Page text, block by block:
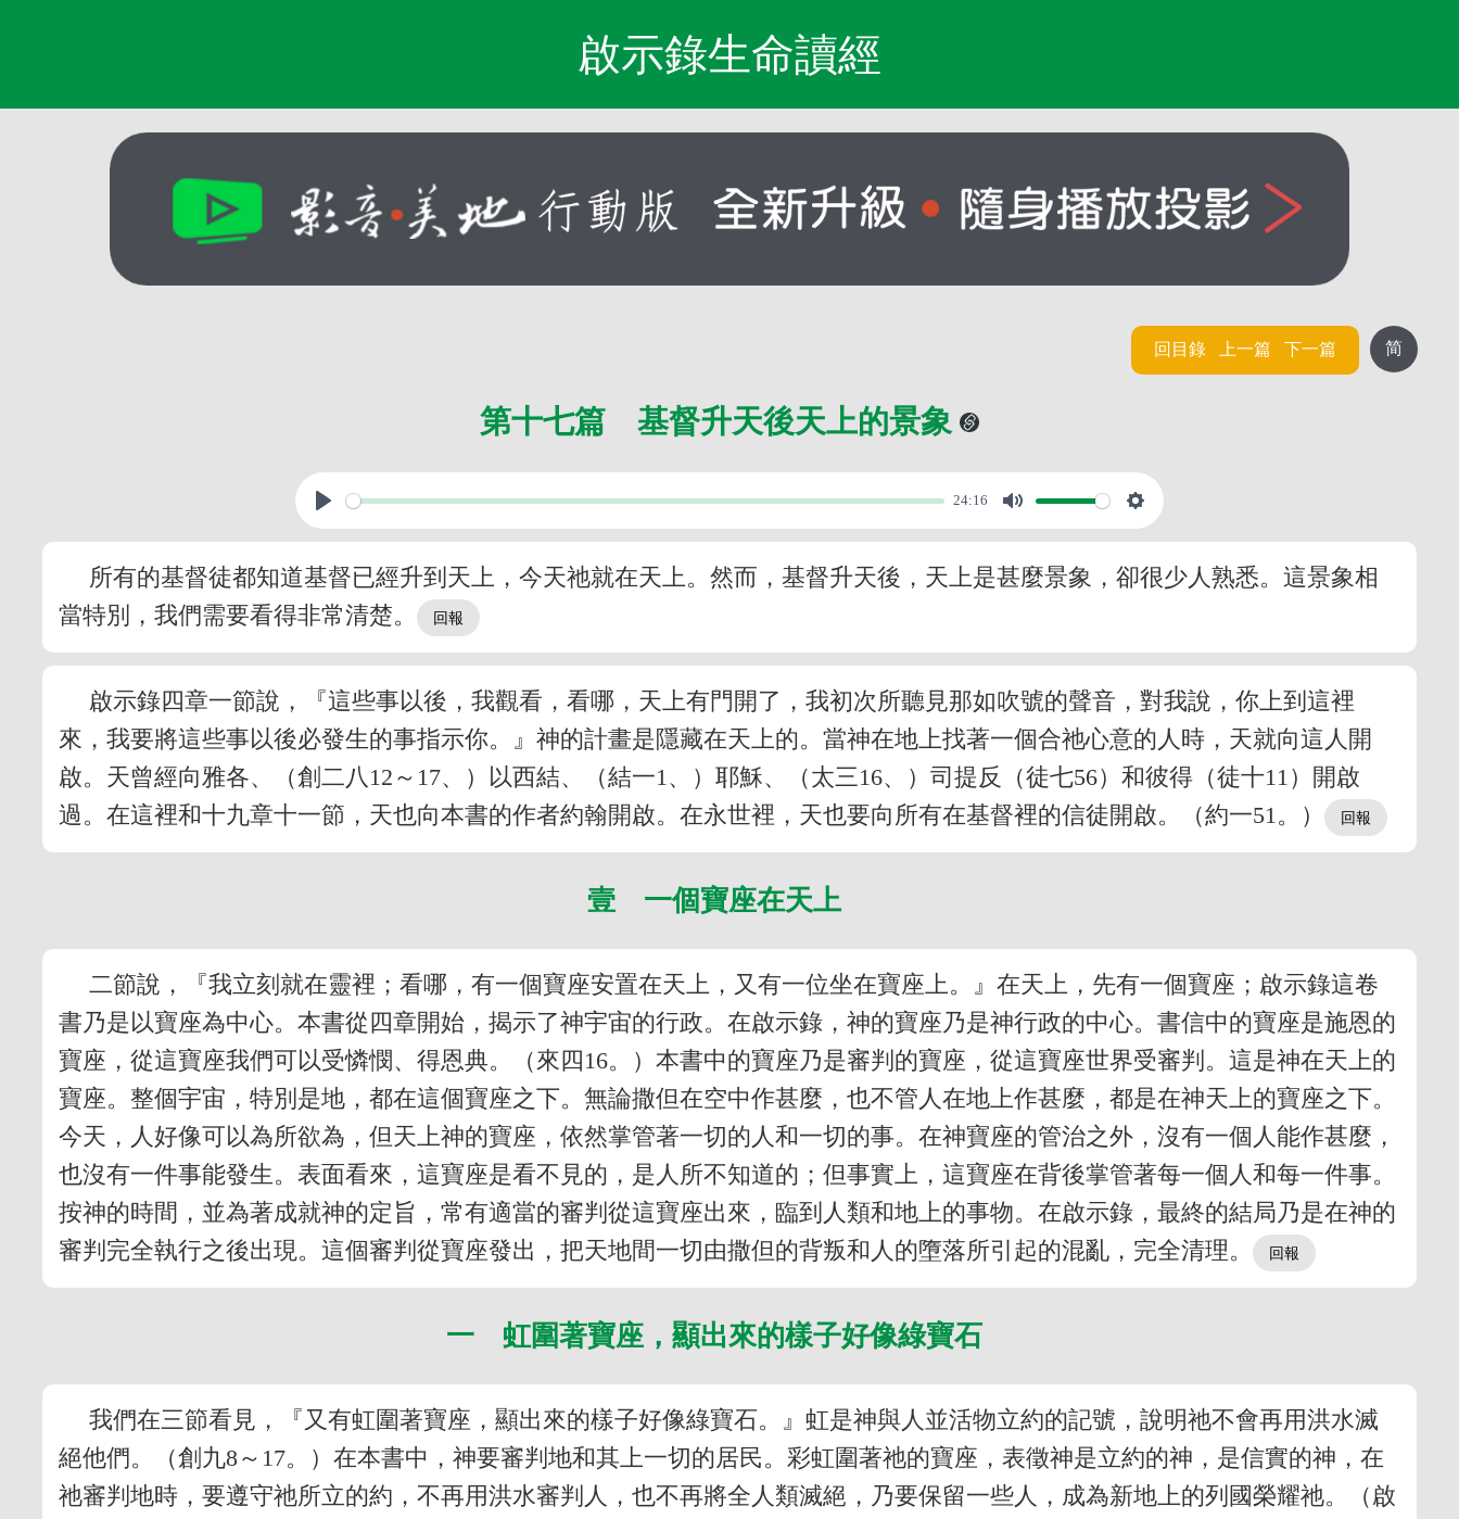
啟示錄生命讀經
简
回目錄 上一篇 下一篇
第十七篇 基督升天後天上的景象
24:16
所有的基督徒都知道基督已經升到天上，今天祂就在天上。然而，基督升天後，天上是甚麼景象，卻很少人熟悉。這景象相
當特別，我們需要看得非常清楚。
啟示錄四章一節說，『這些事以後，我觀看，看哪，天上有門開了，我初次所聽見那如吹號的聲音，對我說，你上到這裡
來，我要將這些事以後必發生的事指示你。』神的計畫是隱藏在天上的。當神在地上找著一個合祂心意的人時，天就向這人開
啟。天曾經向雅各、（創二八12～17、）以西結、（結一1、）耶穌、（太三16、）司提反（徒七56）和彼得（徒十11）開啟
過。在這裡和十九章十一節，天也向本書的作者約翰開啟。在永世裡，天也要向所有在基督裡的信徒開啟。（約一51。）
壹 一個寶座在天上
二節說，『我立刻就在靈裡；看哪，有一個寶座安置在天上，又有一位坐在寶座上。』在天上，先有一個寶座；啟示錄這卷
書乃是以寶座為中心。本書從四章開始，揭示了神宇宙的行政。在啟示錄，神的寶座乃是神行政的中心。書信中的寶座是施恩的
寶座，從這寶座我們可以受憐憫、得恩典。（來四16。）本書中的寶座乃是審判的寶座，從這寶座世界受審判。這是神在天上的
寶座。整個宇宙，特別是地，都在這個寶座之下。無論撒但在空中作甚麼，也不管人在地上作甚麼，都是在神天上的寶座之下。
今天，人好像可以為所欲為，但天上神的寶座，依然掌管著一切的人和一切的事。在神寶座的管治之外，沒有一個人能作甚麼，
也沒有一件事能發生。表面看來，這寶座是看不見的，是人所不知道的；但事實上，這寶座在背後掌管著每一個人和每一件事。
按神的時間，並為著成就神的定旨，常有適當的審判從這寶座出來，臨到人類和地上的事物。在啟示錄，最終的結局乃是在神的
審判完全執行之後出現。這個審判從寶座發出，把天地間一切由撒但的背叛和人的墮落所引起的混亂，完全清理。
一 虹圍著寶座，顯出來的樣子好像綠寶石
我們在三節看見，『又有虹圍著寶座，顯出來的樣子好像綠寶石。』虹是神與人並活物立約的記號，說明祂不會再用洪水滅
絕他們。（創九8～17。）在本書中，神要審判地和其上一切的居民。彩虹圍著祂的寶座，表徵神是立約的神，是信實的神，在
祂審判地時，要遵守祂所立的約，不再用洪水審判人，也不再將全人類滅絕，乃要保留一些人，成為新地上的列國榮耀祂。（啟